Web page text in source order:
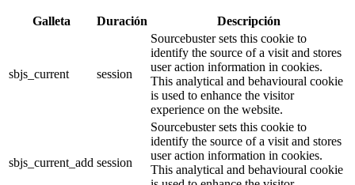
Galleta Duración Descripción
sbjs_current session
Sourcebuster sets this cookie to
identify the source of a visit and stores
user action information in cookies.
This analytical and behavioural cookie
is used to enhance the visitor
experience on the website.
sbjs_current_add session
Sourcebuster sets this cookie to
identify the source of a visit and stores
user action information in cookies.
This analytical and behavioural cookie